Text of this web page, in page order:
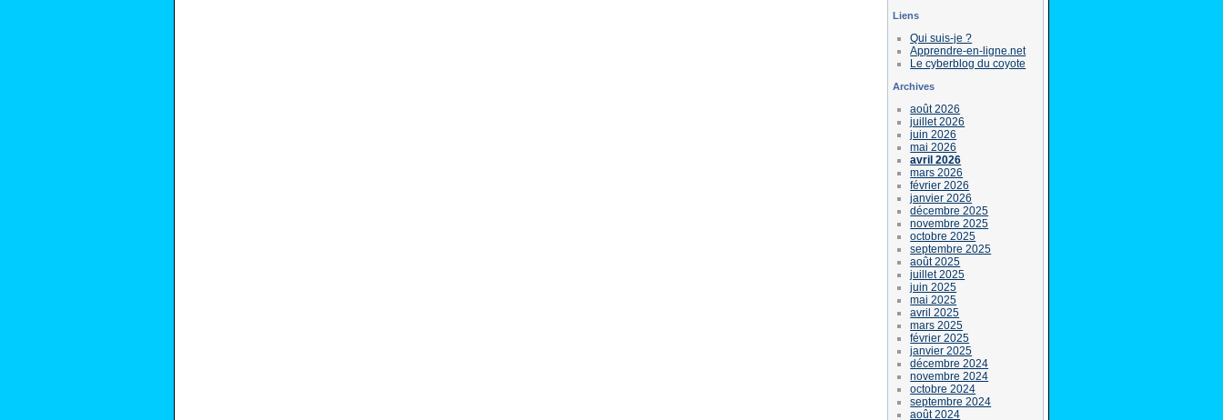
Liens
Qui suis-je ?
Apprendre-en-ligne.net
Le cyberblog du coyote
Archives
août 2026
juillet 2026
juin 2026
mai 2026
avril 2026
mars 2026
février 2026
janvier 2026
décembre 2025
novembre 2025
octobre 2025
septembre 2025
août 2025
juillet 2025
juin 2025
mai 2025
avril 2025
mars 2025
février 2025
janvier 2025
décembre 2024
novembre 2024
octobre 2024
septembre 2024
août 2024